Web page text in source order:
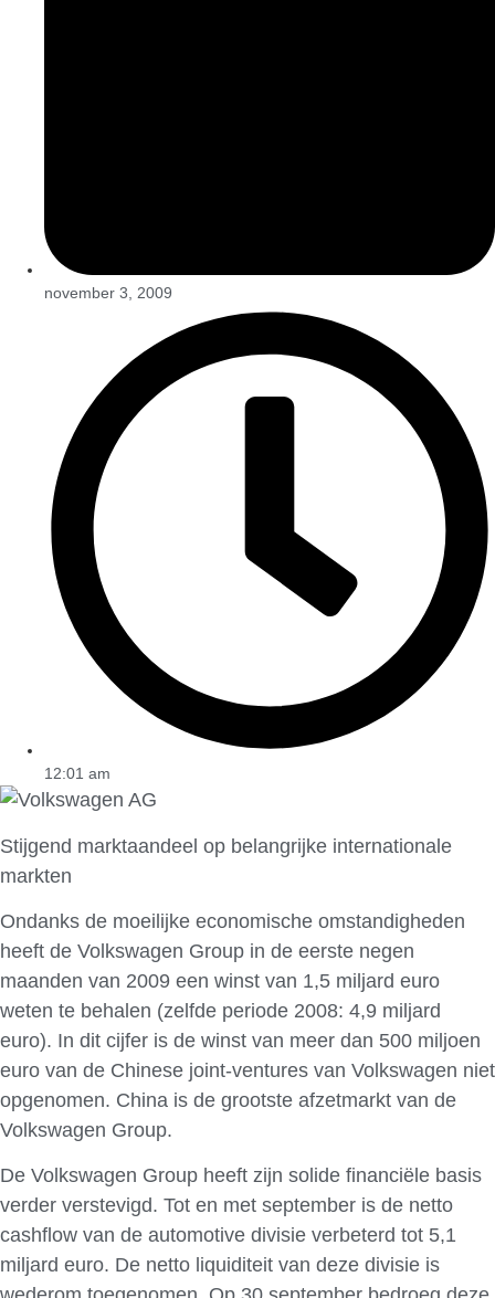
november 3, 2009
12:01 am
Stijgend marktaandeel op belangrijke internationale
markten
Ondanks de moeilijke economische omstandigheden
heeft de Volkswagen Group in de eerste negen
maanden van 2009 een winst van 1,5 miljard euro
weten te behalen (zelfde periode 2008: 4,9 miljard
euro). In dit cijfer is de winst van meer dan 500 miljoen
euro van de Chinese joint-ventures van Volkswagen niet
opgenomen. China is de grootste afzetmarkt van de
Volkswagen Group.
De Volkswagen Group heeft zijn solide financiële basis
verder verstevigd. Tot en met september is de netto
cashflow van de automotive divisie verbeterd tot 5,1
miljard euro. De netto liquiditeit van deze divisie is